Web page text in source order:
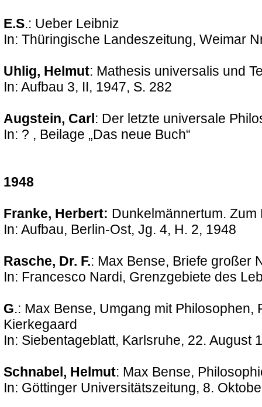
E.S.: Ueber Leibniz
In: Thüringische Landeszeitung, Weimar
Uhlig, Helmut: Mathesis universalis und
In: Aufbau 3, II, 1947, S. 282
Augstein, Carl: Der letzte universale
In: ? , Beilage „Das neue Buch“
1948
Franke, Herbert: Dunkelmännertum.
In: Aufbau, Berlin-Ost, Jg. 4, H. 2, 1948
Rasche, Dr. F.: Max Bense, Briefe großer
In: Francesco Nardi, Grenzgebiete des
G.: Max Bense, Umgang mit
Kierkegaard
In: Siebentageblatt, Karlsruhe, 22. August
Schnabel, Helmut: Max Bense,
In: Göttinger Universitätszeitung, 8.